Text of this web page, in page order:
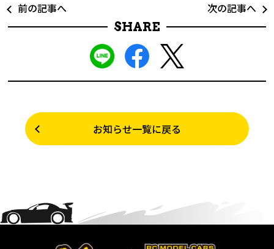
前の記事へ
次の記事へ
SHARE
お知らせ一覧に戻る